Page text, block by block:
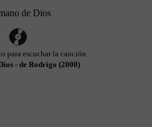
de Dios
para escuchar la canción
- de Rodrigo (2000)